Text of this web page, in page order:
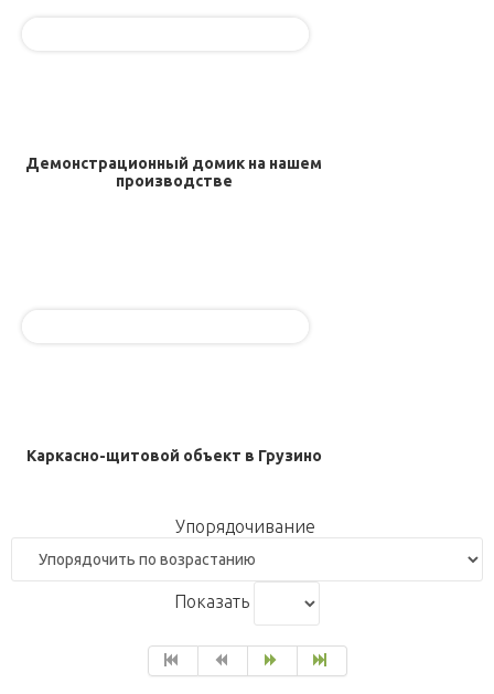
Демонстрационный домик на нашем
производстве
Каркасно-щитовой объект в Грузино
Упорядочивание
Показать